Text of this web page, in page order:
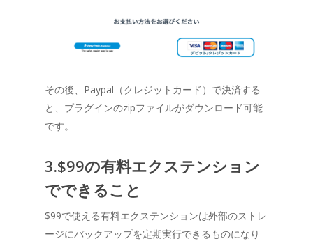
その後、Paypal（クレジットカード）で決済する
と、プラグインのzipファイルがダウンロード可能
です。
3.$99の有料エクステンション
でできること
$99で使える有料エクステンションは外部のストレ
ージにバックアップを定期実行できるものになり